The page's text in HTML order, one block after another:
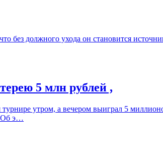
без должного ухода он становится
5 млн рублей ,
утром, а вечером выиграл 5
Об э…